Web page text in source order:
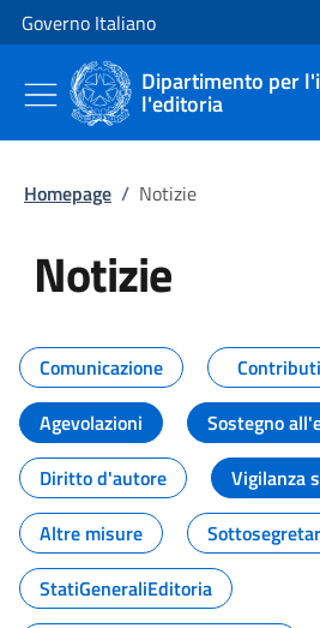
Vai al contenuto
Vai alla navigazione del sito
Governo Italiano
Dipartimento per
l'editoria
Homepage / Notizie
Notizie
Tutti i contenuti
Comunicazione
Contributi
Agevolazioni
Sostegno
Diritto d'autore
Vigilanza
Altre misure
StatiGeneraliEditoria